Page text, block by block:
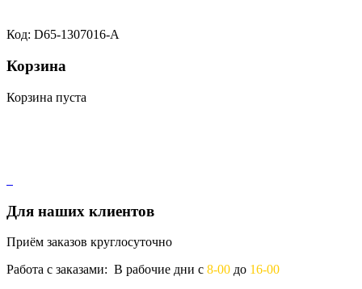
Код: D65-1307016-A
Корзина
Корзина пуста
Для наших клиентов
Приём заказов круглосуточно
Работа с заказами: В рабочие дни с 8-00 до 16-00